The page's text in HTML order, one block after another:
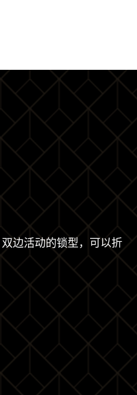
边活动的锁型，可以折